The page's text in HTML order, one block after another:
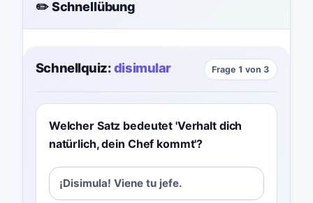
✏️ Schnellübung
Schnellquiz:disimular Frage 1 von 3
Welcher Satz bedeutet 'Verhalt dich
natürlich, dein Chef kommt'?
¡Disimula! Viene tu jefe.